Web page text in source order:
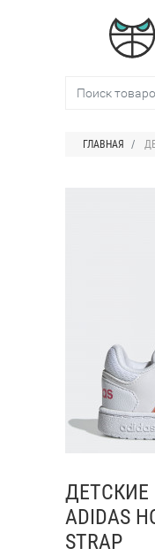
ГЛАВНАЯ
ДЕТСКИЕ
ADIDAS
STRAP